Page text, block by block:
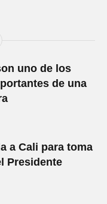
uno de los
de una
a Cali para toma
Presidente